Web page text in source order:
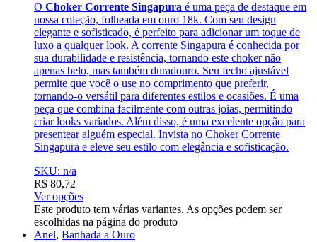
O Choker Corrente Singapura é uma peça de destaque em
nossa coleção, folheada em ouro 18k. Com seu design
elegante e sofisticado, é perfeito para adicionar um toque de
luxo a qualquer look. A corrente Singapura é conhecida por
sua durabilidade e resistência, tornando este choker não
apenas belo, mas também duradouro. Seu fecho ajustável
permite que você o use no comprimento que preferir,
tornando-o versátil para diferentes estilos e ocasiões. É uma
peça que combina facilmente com outras joias, permitindo
criar looks variados. Além disso, é uma excelente opção para
presentear alguém especial. Invista no Choker Corrente
Singapura e eleve seu estilo com elegância e sofisticação.
SKU: n/a
R$ 80,72
Ver opções
Este produto tem várias variantes. As opções podem ser
escolhidas na página do produto
Anel, Banhada a Ouro